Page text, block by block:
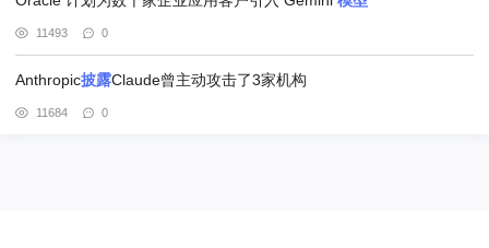
11493 0
Anthropic披露Claude曾主动攻击了3家机构
11684 0